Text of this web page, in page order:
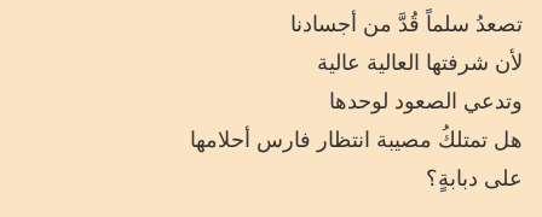
تصعدُ سلماً قُدَّ من أجسادنا
لأن شرفتها العالية عالية
وتدعي الصعود لوحدها
هل تمتلكُ مصيبة انتظار فارس أحلامها
على دبابةٍ؟